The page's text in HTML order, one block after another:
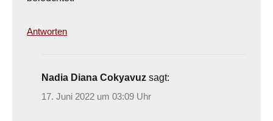
Antworten
Nadia Diana Cokyavuz sagt:
17. Juni 2022 um 03:09 Uhr